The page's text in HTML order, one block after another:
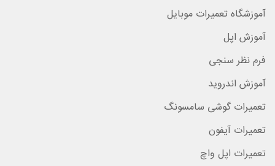
آموزشگاه تعمیرات موبایل
آموزش اپل
فرم نظر سنجی
آموزش اندروید
تعمیرات گوشی سامسونگ
تعمیرات آیفون
تعمیرات اپل واچ